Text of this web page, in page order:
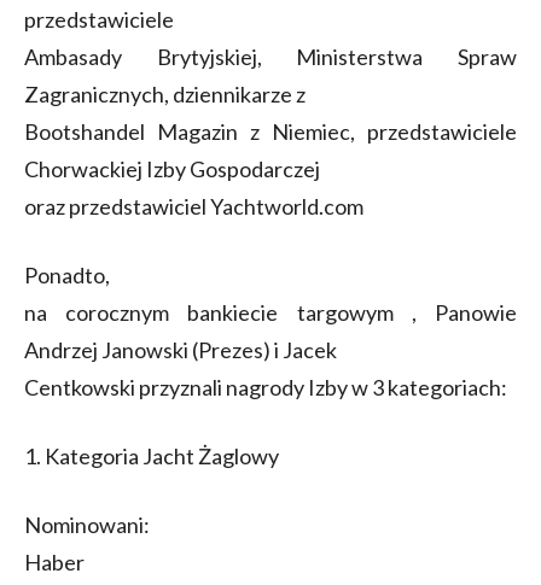
przedstawiciele
Ambasady Brytyjskiej, Ministerstwa Spraw
Zagranicznych, dziennikarze z
Bootshandel Magazin z Niemiec, przedstawiciele
Chorwackiej Izby Gospodarczej
oraz przedstawiciel Yachtworld.com
Ponadto,
na corocznym bankiecie targowym , Panowie
Andrzej Janowski (Prezes) i Jacek
Centkowski przyznali nagrody Izby w 3 kategoriach:
1. Kategoria Jacht Żaglowy
Nominowani:
Haber